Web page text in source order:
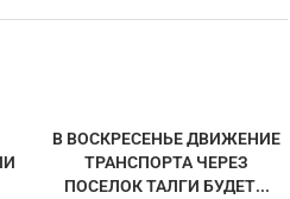
В ВОСКРЕСЕНЬЕ ДВИЖЕНИЕ
ТРАНСПОРТА ЧЕРЕЗ
ПОСЕЛОК ТАЛГИ БУДЕТ...